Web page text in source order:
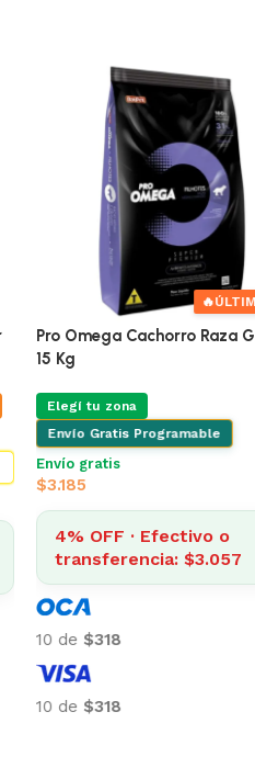
🔥ÚLTIMAS 4
Cachorro Raza Grande
tu zona
Gratis Programable
gratis
OFF · Efectivo o
$3.057
$318
$318